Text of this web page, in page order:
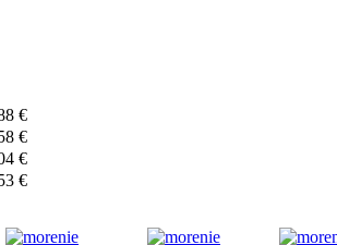
€
€
€
€